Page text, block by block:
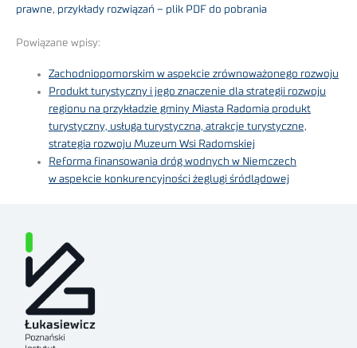
prawne, przykłady rozwiązań – plik PDF do pobrania
Powiązane wpisy:
Zachodniopomorskim w aspekcie zrównoważonego rozwoju
Produkt turystyczny i jego znaczenie dla strategii rozwoju
regionu na przykładzie gminy Miasta Radomia produkt
turystyczny, usługa turystyczna, atrakcje turystyczne,
strategia rozwoju Muzeum Wsi Radomskiej
Reforma finansowania dróg wodnych w Niemczech
w aspekcie konkurencyjności żeglugi śródlądowej